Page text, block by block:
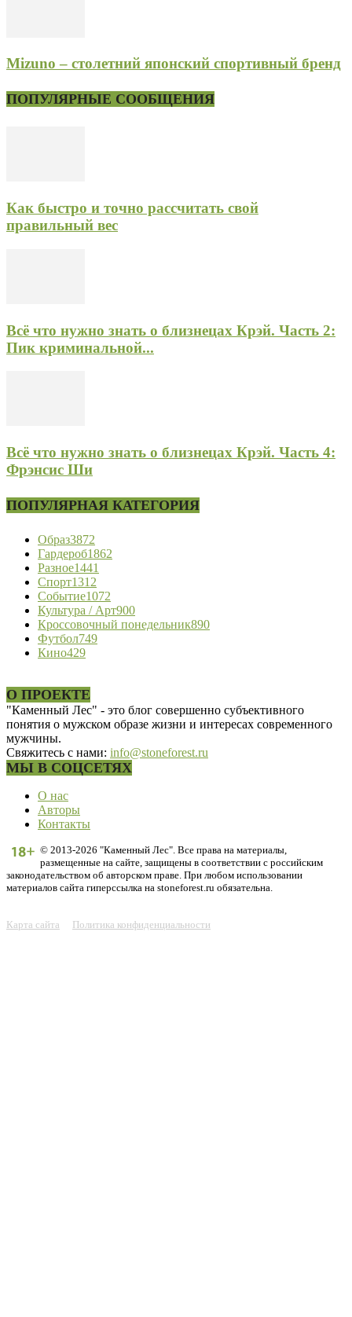
Mizuno – столетний японский спортивный бренд
ПОПУЛЯРНЫЕ СООБЩЕНИЯ
Как быстро и точно рассчитать свой
правильный вес
Всё что нужно знать о близнецах Крэй. Часть 2:
Пик криминальной...
Всё что нужно знать о близнецах Крэй. Часть 4:
Фрэнсис Ши
ПОПУЛЯРНАЯ КАТЕГОРИЯ
Образ3872
Гардероб1862
Разное1441
Спорт1312
Событие1072
Культура / Арт900
Кроссовочный понедельник890
Футбол749
Кино429
О ПРОЕКТЕ
"Каменный Лес" - это блог совершенно субъективного
понятия о мужском образе жизни и интересах современного
мужчины.
Свяжитесь с нами: info@stoneforest.ru
МЫ В СОЦСЕТЯХ
О нас
Авторы
Контакты
© 2013-2026 "Каменный Лес". Все права на материалы,
размещенные на сайте, защищены в соответствии с российским
законодательством об авторском праве. При любом использовании
материалов сайта гиперссылка на stoneforest.ru обязательна.
Карта сайта Политика конфиденциальности